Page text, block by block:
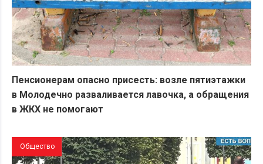
Пенсионерам опасно присесть: возле пятиэтажки
в Молодечно разваливается лавочка, а обращения
в ЖКХ не помогают
Общество